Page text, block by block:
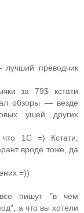
лучший преводчик
за 79$ кстати
обзоры — везде
ушей других
1С =) Кстати,
вроде тоже, да
=))
пишут "в чем
а что вы хотели